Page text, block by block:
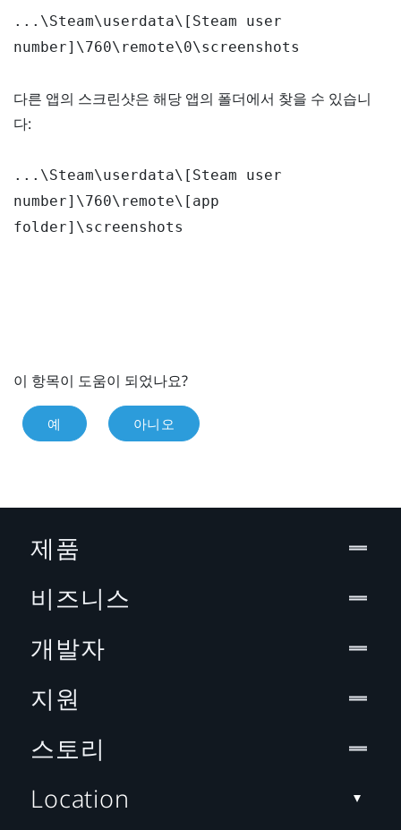
...\Steam\userdata\[Steam user
number]\760\remote\0\screenshots
다른 앱의 스크린샷은 해당 앱의 폴더에서 찾을 수 있습니
다:
...\Steam\userdata\[Steam user
number]\760\remote\[app
folder]\screenshots
이 항목이 도움이 되었나요?
예 아니오
제품
비즈니스
개발자
지원
스토리
Location